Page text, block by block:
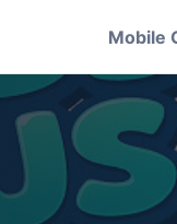
Mobile